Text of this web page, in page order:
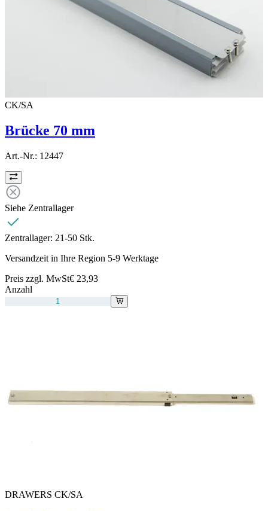
CK/SA
Brücke 70 mm
Art.-Nr.: 12447
Siehe Zentrallager
Zentrallager: 21-50 Stk.
Versandzeit in Ihre Region 5-9 Werktage
Preis zzgl. MwSt€ 23,93
Anzahl
DRAWERS CK/SA